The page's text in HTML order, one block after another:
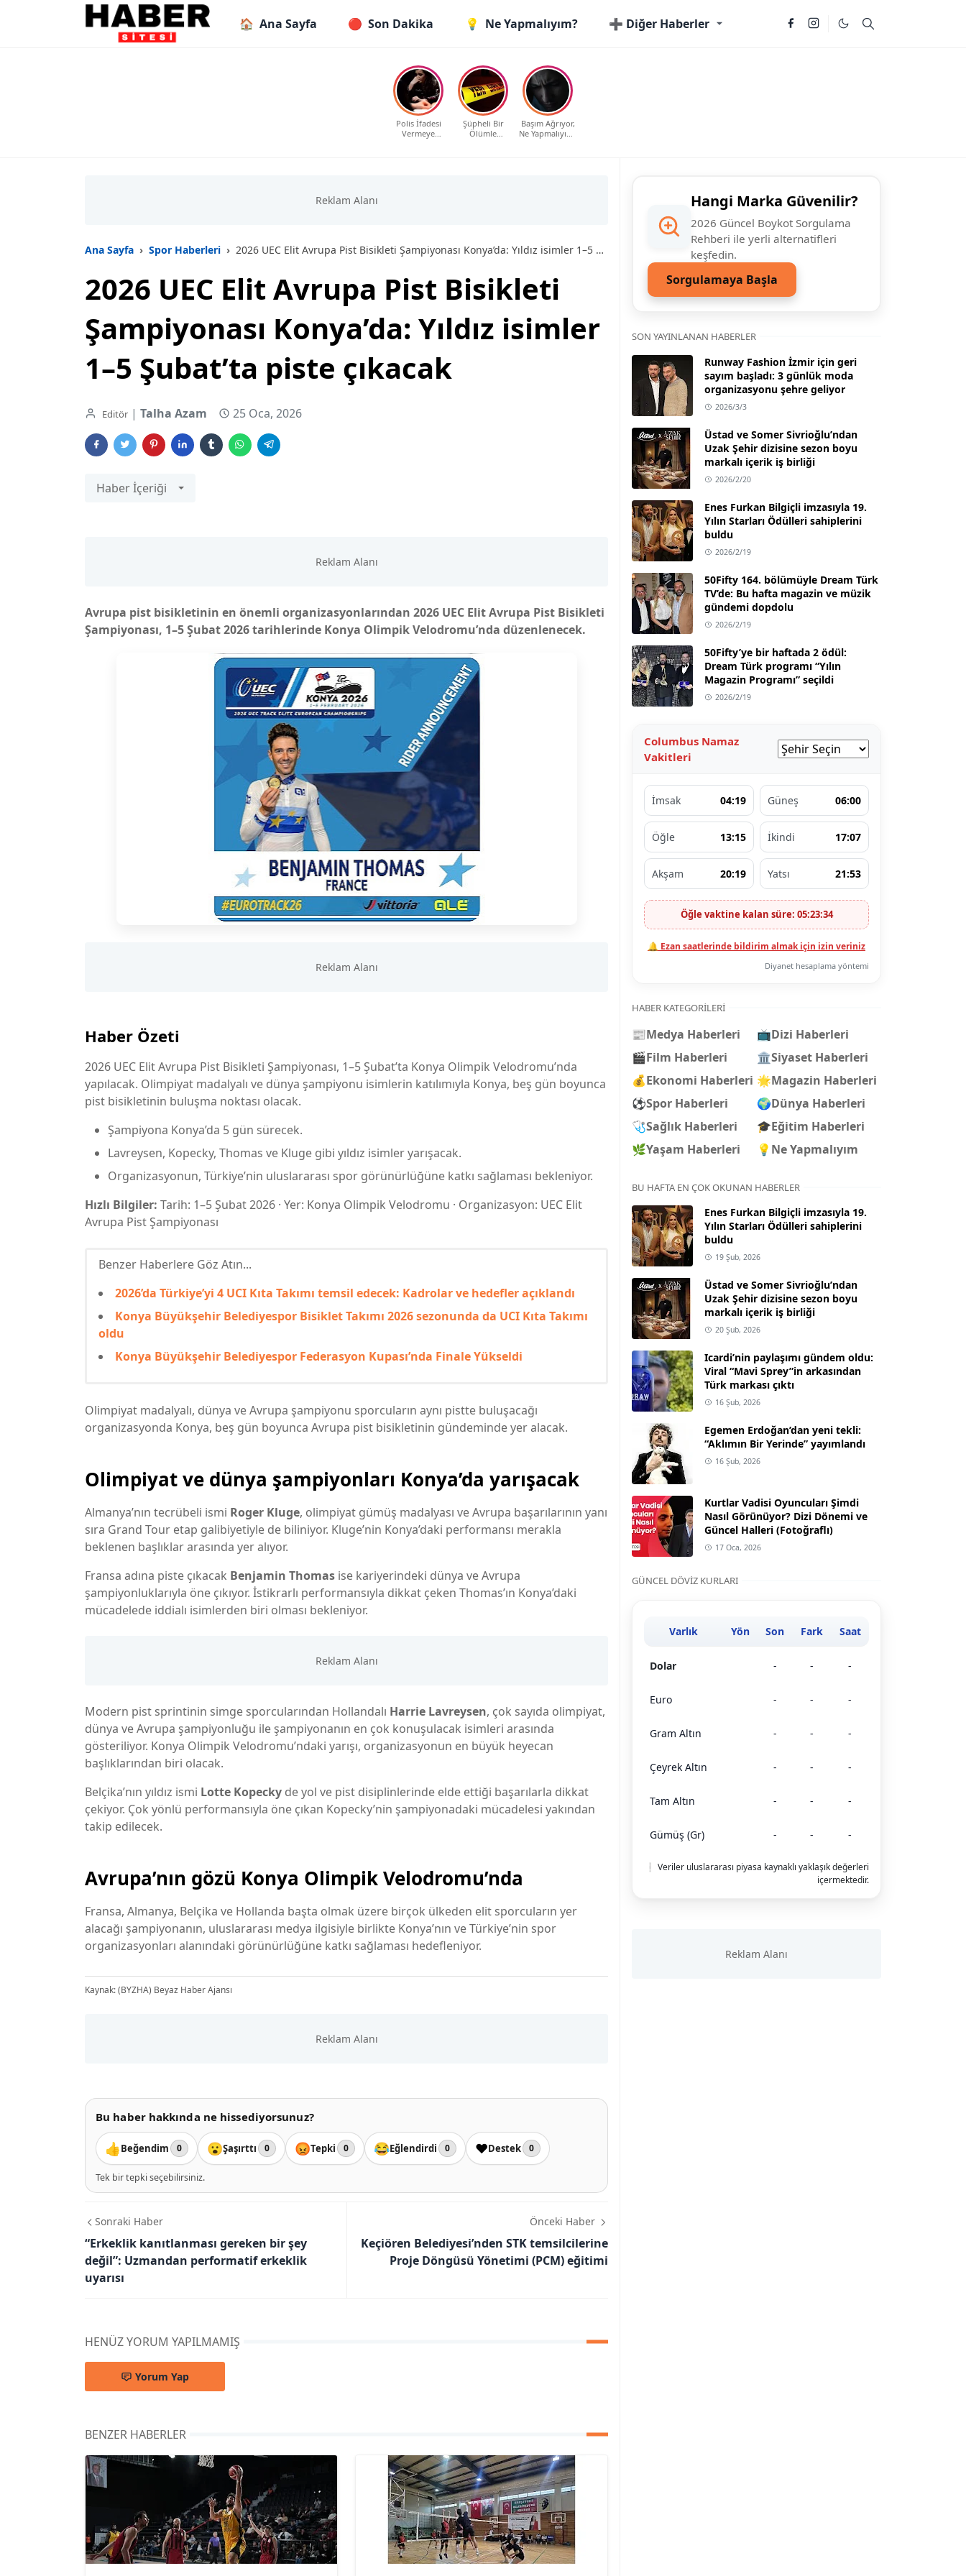
🏠 Ana Sayfa 🔴 Son Dakika 💡 Ne Yapmalıyım? ➕ Diğer Haberler
Polis İfadesi
Vermeye
Şüpheli Bir
Ölümle
Başım Ağrıyor,
Ne Yapmalıyım?
Ana Sayfa Spor Haberleri 2026 UEC Elit Avrupa Pist Bisikleti Şampiyonası Konya’da: Yıldız isimler 1–5 Şubat’ta piste çıkacak
2026 UEC Elit Avrupa Pist Bisikleti
Şampiyonası Konya’da: Yıldız isimler
1–5 Şubat’ta piste çıkacak
Editör | Talha Azam 25 Oca, 2026
Haber İçeriği
Avrupa pist bisikletinin en önemli organizasyonlarından 2026 UEC Elit Avrupa Pist Bisikleti
Şampiyonası, 1–5 Şubat 2026 tarihlerinde Konya Olimpik Velodromu’nda düzenlenecek.
Haber Özeti
2026 UEC Elit Avrupa Pist Bisikleti Şampiyonası, 1–5 Şubat’ta Konya Olimpik Velodromu’nda
yapılacak. Olimpiyat madalyalı ve dünya şampiyonu isimlerin katılımıyla Konya, beş gün boyunca
pist bisikletinin buluşma noktası olacak.
Şampiyona Konya’da 5 gün sürecek.
Lavreysen, Kopecky, Thomas ve Kluge gibi yıldız isimler yarışacak.
Organizasyonun, Türkiye’nin uluslararası spor görünürlüğüne katkı sağlaması bekleniyor.
Hızlı Bilgiler: Tarih: 1–5 Şubat 2026 · Yer: Konya Olimpik Velodromu · Organizasyon: UEC Elit
Avrupa Pist Şampiyonası
Benzer Haberlere Göz Atın...
2026’da Türkiye’yi 4 UCI Kıta Takımı temsil edecek: Kadrolar ve hedefler açıklandı
Konya Büyükşehir Belediyespor Bisiklet Takımı 2026 sezonunda da UCI Kıta Takımı
oldu
Konya Büyükşehir Belediyespor Federasyon Kupası’nda Finale Yükseldi
Olimpiyat madalyalı, dünya ve Avrupa şampiyonu sporcuların aynı pistte buluşacağı
organizasyonda Konya, beş gün boyunca Avrupa pist bisikletinin gündeminde yer alacak.
Olimpiyat ve dünya şampiyonları Konya’da yarışacak
Almanya’nın tecrübeli ismi Roger Kluge, olimpiyat gümüş madalyası ve Avrupa başarılarının yanı
sıra Grand Tour etap galibiyetiyle de biliniyor. Kluge’nin Konya’daki performansı merakla
beklenen başlıklar arasında yer alıyor.
Fransa adına piste çıkacak Benjamin Thomas ise kariyerindeki dünya ve Avrupa
şampiyonluklarıyla öne çıkıyor. İstikrarlı performansıyla dikkat çeken Thomas’ın Konya’daki
mücadelede iddialı isimlerden biri olması bekleniyor.
Modern pist sprintinin simge sporcularından Hollandalı Harrie Lavreysen, çok sayıda olimpiyat,
dünya ve Avrupa şampiyonluğu ile şampiyonanın en çok konuşulacak isimleri arasında
gösteriliyor. Konya Olimpik Velodromu’ndaki yarışı, organizasyonun en büyük heyecan
başlıklarından biri olacak.
Belçika’nın yıldız ismi Lotte Kopecky de yol ve pist disiplinlerinde elde ettiği başarılarla dikkat
çekiyor. Çok yönlü performansıyla öne çıkan Kopecky’nin şampiyonadaki mücadelesi yakından
takip edilecek.
Avrupa’nın gözü Konya Olimpik Velodromu’nda
Fransa, Almanya, Belçika ve Hollanda başta olmak üzere birçok ülkeden elit sporcuların yer
alacağı şampiyonanın, uluslararası medya ilgisiyle birlikte Konya’nın ve Türkiye’nin spor
organizasyonları alanındaki görünürlüğüne katkı sağlaması hedefleniyor.
Kaynak: (BYZHA) Beyaz Haber Ajansı
Bu haber hakkında ne hissediyorsunuz?
👍Beğendim 0 😮Şaşırttı 0 😡Tepki 0 😂Eğlendirdi 0 ❤️Destek 0
Tek bir tepki seçebilirsiniz.
Sonraki Haber
“Erkeklik kanıtlanması gereken bir şey
değil”: Uzmandan performatif erkeklik
uyarısı
Önceki Haber
Keçiören Belediyesi’nden STK temsilcilerine
Proje Döngüsü Yönetimi (PCM) eğitimi
HENÜZ YORUM YAPILMAMIŞ
Yorum Yap
BENZER HABERLER
Hangi Marka Güvenilir?
2026 Güncel Boykot Sorgulama
Rehberi ile yerli alternatifleri
keşfedin.
Sorgulamaya Başla
SON YAYINLANAN HABERLER
Runway Fashion İzmir için geri
sayım başladı: 3 günlük moda
organizasyonu şehre geliyor
2026/3/3
Üstad ve Somer Sivrioğlu’ndan
Uzak Şehir dizisine sezon boyu
markalı içerik iş birliği
2026/2/20
Enes Furkan Bilgiçli imzasıyla 19.
Yılın Starları Ödülleri sahiplerini
buldu
2026/2/19
50Fifty 164. bölümüyle Dream Türk
TV’de: Bu hafta magazin ve müzik
gündemi dopdolu
2026/2/19
50Fifty’ye bir haftada 2 ödül:
Dream Türk programı “Yılın
Magazin Programı” seçildi
2026/2/19
Columbus Namaz
Vakitleri
İmsak 04:19 Güneş 06:00
Öğle 13:15 İkindi 17:07
Akşam 20:19 Yatsı 21:53
Öğle vaktine kalan süre: 05:23:33
🔔 Ezan saatlerinde bildirim almak için izin veriniz
Diyanet hesaplama yöntemi
HABER KATEGORILERI
📰Medya Haberleri 📺Dizi Haberleri
🎬Film Haberleri 🏛️Siyaset Haberleri
💰Ekonomi Haberleri 🌟Magazin Haberleri
⚽Spor Haberleri 🌍Dünya Haberleri
🩺Sağlık Haberleri 🎓Eğitim Haberleri
🌿Yaşam Haberleri 💡 Ne Yapmalıyım
BU HAFTA EN ÇOK OKUNAN HABERLER
Enes Furkan Bilgiçli imzasıyla 19.
Yılın Starları Ödülleri sahiplerini
buldu
19 Şub, 2026
Üstad ve Somer Sivrioğlu’ndan
Uzak Şehir dizisine sezon boyu
markalı içerik iş birliği
20 Şub, 2026
Icardi’nin paylaşımı gündem oldu:
Viral “Mavi Sprey”in arkasından
Türk markası çıktı
16 Şub, 2026
Egemen Erdoğan’dan yeni tekli:
“Aklımın Bir Yerinde” yayımlandı
16 Şub, 2026
Kurtlar Vadisi Oyuncuları Şimdi
Nasıl Görünüyor? Dizi Dönemi ve
Güncel Halleri (Fotoğraflı)
17 Oca, 2026
GÜNCEL DÖVIZ KURLARI
Varlık Yön Son Fark Saat
Dolar - - -
Euro - - -
Gram Altın - - -
Çeyrek Altın - - -
Tam Altın - - -
Gümüş (Gr) - - -
❕ Veriler uluslararası piyasa kaynaklı yaklaşık değerleri
içermektedir.